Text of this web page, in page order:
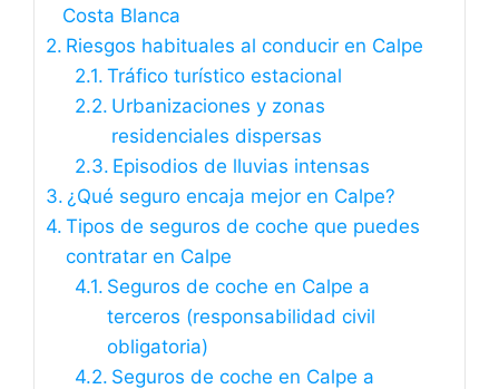
Costa Blanca
Riesgos habituales al conducir en Calpe
Tráfico turístico estacional
Urbanizaciones y zonas
residenciales dispersas
Episodios de lluvias intensas
¿Qué seguro encaja mejor en Calpe?
Tipos de seguros de coche que puedes
contratar en Calpe
Seguros de coche en Calpe a
terceros (responsabilidad civil
obligatoria)
Seguros de coche en Calpe a